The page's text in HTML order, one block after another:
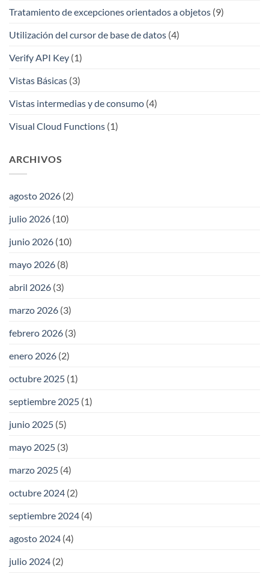
Tratamiento de excepciones orientados a objetos (9)
Utilización del cursor de base de datos (4)
Verify API Key (1)
Vistas Básicas (3)
Vistas intermedias y de consumo (4)
Visual Cloud Functions (1)
ARCHIVOS
agosto 2026 (2)
julio 2026 (10)
junio 2026 (10)
mayo 2026 (8)
abril 2026 (3)
marzo 2026 (3)
febrero 2026 (3)
enero 2026 (2)
octubre 2025 (1)
septiembre 2025 (1)
junio 2025 (5)
mayo 2025 (3)
marzo 2025 (4)
octubre 2024 (2)
septiembre 2024 (4)
agosto 2024 (4)
julio 2024 (2)